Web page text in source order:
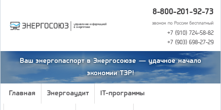
8-800-201-92-73
звонок по России бесплатный
+7 (910) 724-58-82
+7 (903) 698-27-29
Ваш энергопаспорт в Энергосоюзе — удачное начало
экономии ТЭР!
Главная Энергоаудит IT-программы